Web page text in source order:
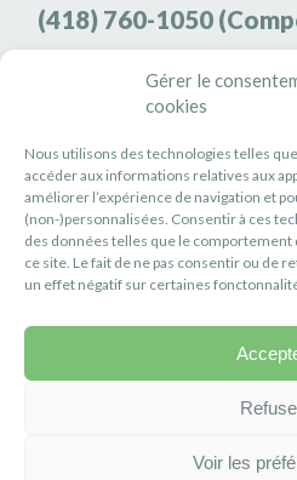
Gérer le
cookies
Nous utilisons des technologies telles
accéder aux informations relatives aux
améliorer l’expérience de navigation et
(non-)personnalisées. Consentir à ces
des données telles que le comportement
ce site. Le fait de ne pas consentir ou de
un effet négatif sur certaines
Voir les
(418) 760-1050
Agence de sécurité
(418) 808-9566
#PETITERIVIÈRE
Suivez-nous
Politique de confidentialité
Réalisation :Axe Création